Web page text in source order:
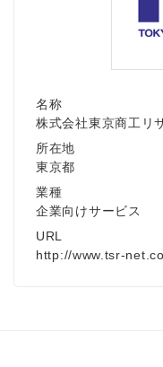
名称
株式会社東京商工リ
所在地
東京都
業種
企業向けサービス
URL
http://www.tsr-